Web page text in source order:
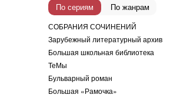
По сериям По жанрам
СОБРАНИЯ СОЧИНЕНИЙ
Зарубежный литературный архив
Большая школьная библиотека
ТеМы
Бульварный роман
Большая «Рамочка»